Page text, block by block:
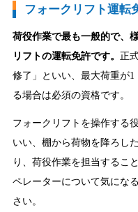
フォークリフト運転
荷役作業で最も一般的で、
リフトの運転免許です。 正
修了」といい、最大荷重が
る場合は必須の資格です。
フォークリフトを操作する
いい、棚から荷物を降ろし
り、荷役作業を担当するこ
ペレーターについて気にな
さい。